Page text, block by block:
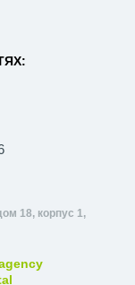
18, корпус 1,